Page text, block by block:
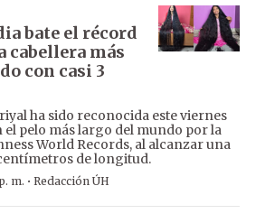
bate el récord
cabellera más
con casi 3
ha sido reconocida este viernes
pelo más largo del mundo por la
World Records, al alcanzar una
de longitud.
m. · Redacción ÚH